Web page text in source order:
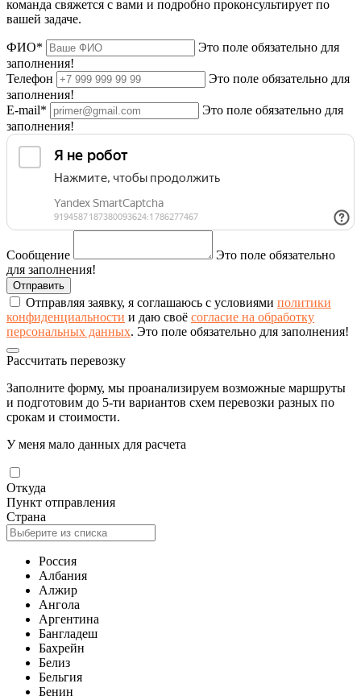
команда свяжется с вами и подробно проконсультирует по
вашей задаче.
ФИО*
Это поле обязательно для
заполнения!
Телефон
Это поле обязательно для
заполнения!
E-mail*
Это поле обязательно для
заполнения!
Сообщение
Это поле обязательно
для заполнения!
Отправляя заявку, я соглашаюсь с условиями политики
конфиденциальности и даю своё согласие на обработку
персональных данных. Это поле обязательно для заполнения!
Рассчитать перевозку
Заполните форму, мы проанализируем возможные маршруты
и подготовим до 5-ти вариантов схем перевозки разных по
срокам и стоимости.
У меня мало данных для расчета
Откуда
Пункт отправления
Страна
Россия
Албания
Алжир
Ангола
Аргентина
Бангладеш
Бахрейн
Белиз
Бельгия
Бенин